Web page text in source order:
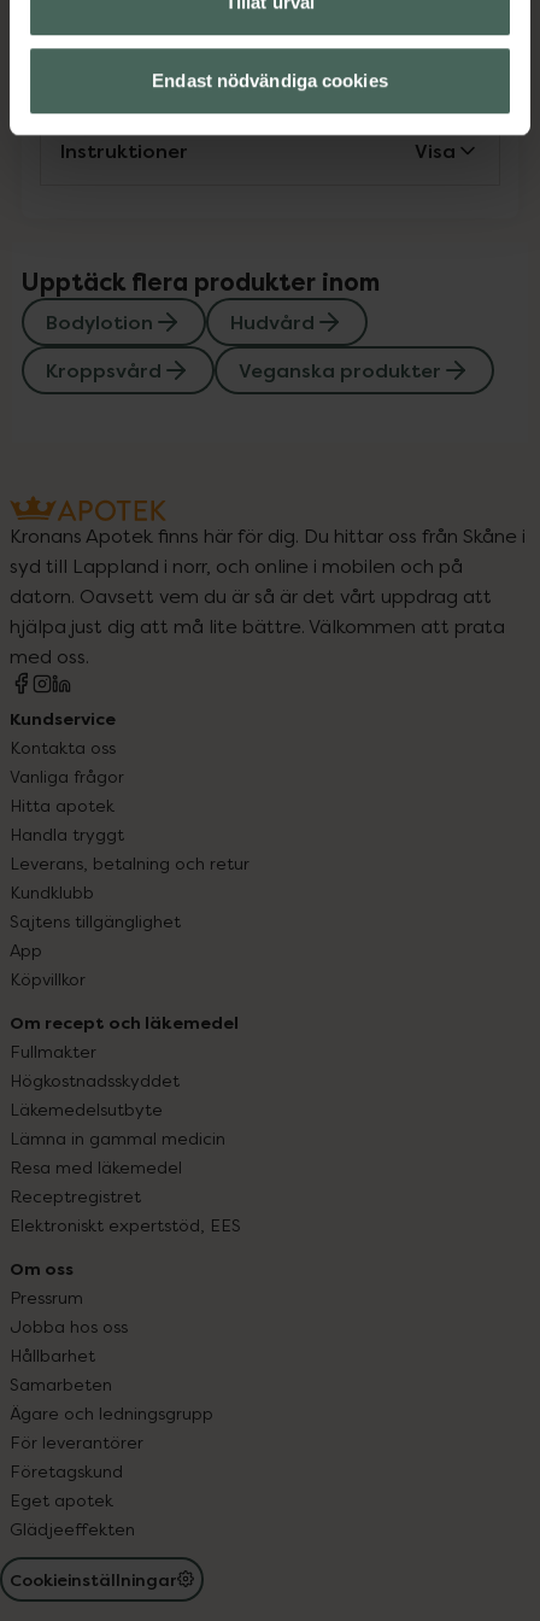
Endast nödvändiga cookies
Instruktioner Visa
Upptäck flera produkter inom
Bodylotion
Hudvård
Kroppsvård
Veganska produkter
Kronans Apotek finns här för dig. Du hittar oss från Skåne i
syd till Lappland i norr, och online i mobilen och på
datorn. Oavsett vem du är så är det vårt uppdrag att
hjälpa just dig att må lite bättre. Välkommen att prata
med oss.
Kundservice
Kontakta oss
Vanliga frågor
Hitta apotek
Handla tryggt
Leverans, betalning och retur
Kundklubb
Sajtens tillgänglighet
App
Köpvillkor
Om recept och läkemedel
Fullmakter
Högkostnadsskyddet
Läkemedelsutbyte
Lämna in gammal medicin
Resa med läkemedel
Receptregistret
Elektroniskt expertstöd, EES
Om oss
Pressrum
Jobba hos oss
Hållbarhet
Samarbeten
Ägare och ledningsgrupp
För leverantörer
Företagskund
Eget apotek
Glädjeeffekten
Cookieinställningar